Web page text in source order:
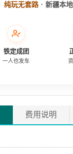
纯玩无套路 · 新疆本
铁定成团
一人也发车
费用说明